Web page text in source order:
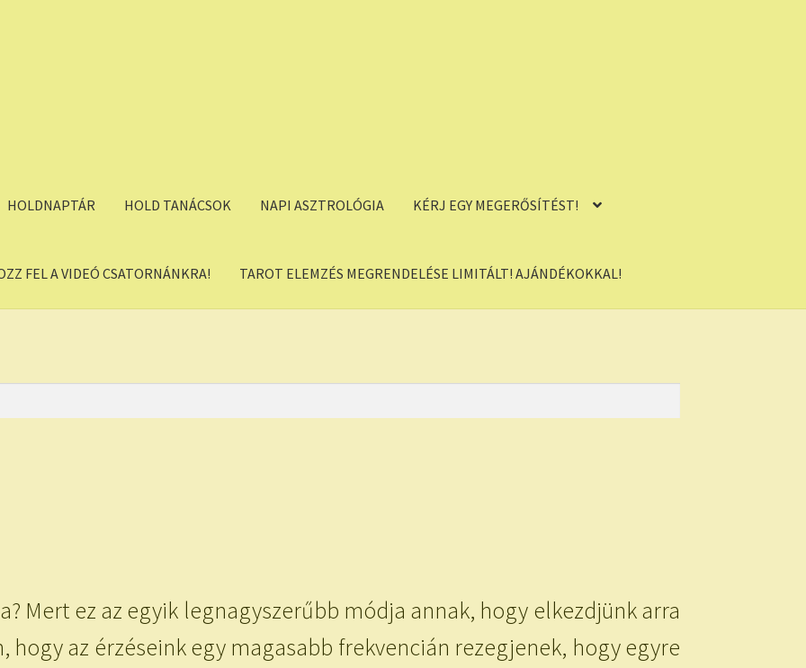
HOLDNAPTÁR HOLD TANÁCSOK NAPI ASZTROLÓGIA KÉRJ EGY MEGERŐSÍTÉST!
FEL A VIDEÓ CSATORNÁNKRA! TAROT ELEMZÉS MEGRENDELÉSE LIMITÁLT! AJÁNDÉKOKKAL!
Mert ez az egyik legnagyszerűbb módja annak, hogy elkezdjünk arra
az érzéseink egy magasabb frekvencián rezegjenek, hogy egyre